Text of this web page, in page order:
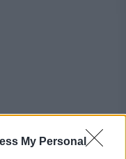
My Personal